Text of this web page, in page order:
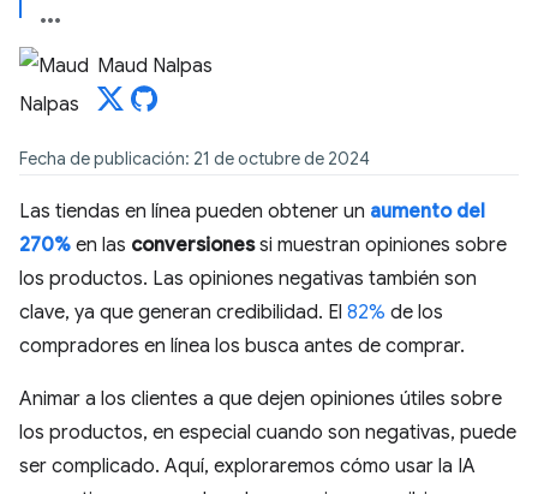
Maud Nalpas
Fecha de publicación: 21 de octubre de 2024
Las tiendas en línea pueden obtener un aumento del
270% en las conversionessi muestran opiniones sobre
los productos. Las opiniones negativas también son
clave, ya que generan credibilidad. El 82% de los
compradores en línea los busca antes de comprar.
Animar a los clientes a que dejen opiniones útiles sobre
los productos, en especial cuando son negativas, puede
ser complicado. Aquí, exploraremos cómo usar la IA